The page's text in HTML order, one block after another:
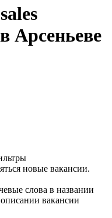
Арсеньеве
новые вакансии.
слова в названии
вакансии